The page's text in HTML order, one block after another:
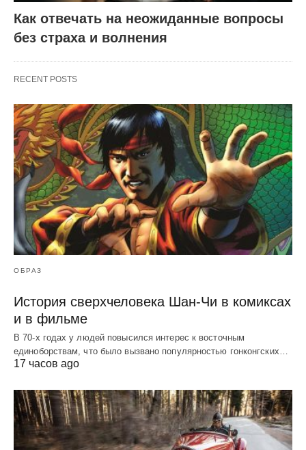
Как отвечать на неожиданные вопросы
без страха и волнения
RECENT POSTS
ОБРАЗ
История сверхчеловека Шан-Чи в комиксах
и в фильме
В 70-х годах у людей повысился интерес к восточным
единоборствам, что было вызвано популярностью гонконгских…
17 часов ago